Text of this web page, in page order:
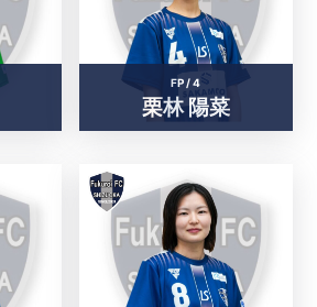
FP /4
栗林 陽菜